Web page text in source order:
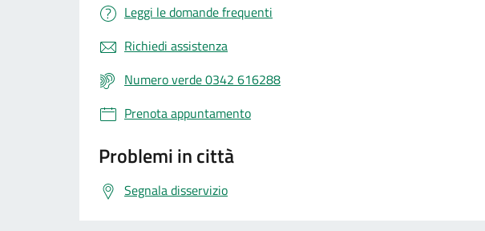
Leggi le domande frequenti
Richiedi assistenza
Numero verde 0342 616288
Prenota appuntamento
Problemi in città
Segnala disservizio